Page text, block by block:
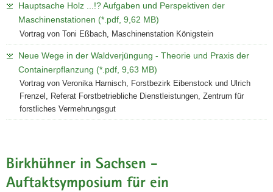
Hauptsache Holz ...!? Aufgaben und Perspektiven der
Maschinenstationen (*.pdf, 9,62 MB)
Vortrag von Toni Eßbach, Maschinenstation Königstein
Neue Wege in der Waldverjüngung - Theorie und Praxis der
Containerpflanzung (*.pdf, 9,63 MB)
Vortrag von Veronika Harnisch, Forstbezirk Eibenstock und Ulrich
Frenzel, Referat Forstbetriebliche Dienstleistungen, Zentrum für
forstliches Vermehrungsgut
Birkhühner in Sachsen -
Auftaktsymposium für ein